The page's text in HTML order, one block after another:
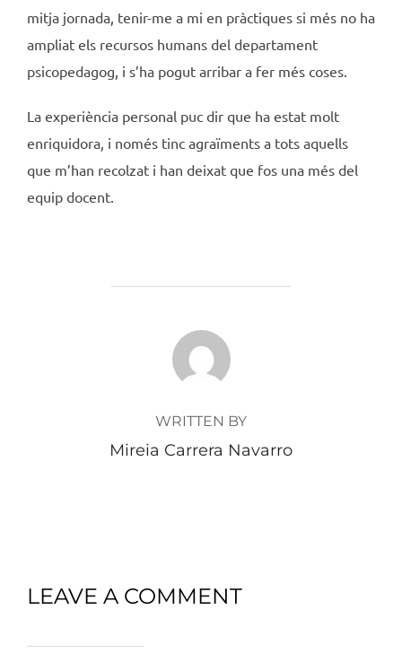
mitja jornada, tenir-me a mi en pràctiques si més no ha
ampliat els recursos humans del departament
psicopedagog, i s’ha pogut arribar a fer més coses.
La experiència personal puc dir que ha estat molt
enriquidora, i només tinc agraïments a tots aquells
que m’han recolzat i han deixat que fos una més del
equip docent.
POST AUTHOR
WRITTEN BY
Mireia Carrera Navarro
LEAVE A COMMENT